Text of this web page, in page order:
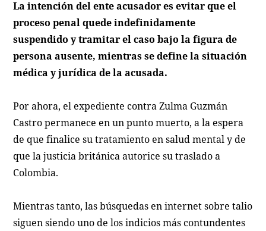
La intención del ente acusador es evitar que el
proceso penal quede indefinidamente
suspendido y tramitar el caso bajo la figura de
persona ausente, mientras se define la situación
médica y jurídica de la acusada.
Por ahora, el expediente contra Zulma Guzmán
Castro permanece en un punto muerto, a la espera
de que finalice su tratamiento en salud mental y de
que la justicia británica autorice su traslado a
Colombia.
Mientras tanto, las búsquedas en internet sobre talio
siguen siendo uno de los indicios más contundentes